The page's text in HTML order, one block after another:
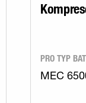
PRO TYP
MEC